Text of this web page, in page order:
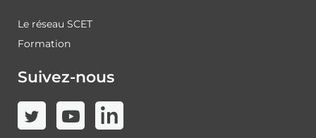
Le réseau SCET
Formation
Suivez-nous